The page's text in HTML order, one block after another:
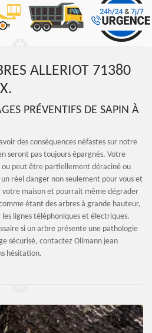
ALLERIOT 71380
PRÉVENTIFS DE SAPIN À
des conséquences néfastes sur notre
seront pas toujours épargnés. Votre
ou peut être partiellement déraciné ou
réel danger non seulement pour vous et
votre maison et pourrait même dégrader
étant des arbres à grande hauteur,
lignes téléphoniques et électriques.
si un arbre présente une pathologie
sécurisé, contactez Ollmann jean
hésitation.